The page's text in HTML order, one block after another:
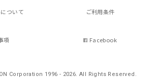
ついて ご利用条件
項 Facebook
Corporation 1996 - 2026.All Rights Reserved.